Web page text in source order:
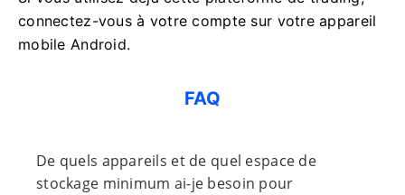
connectez-vous à votre compte sur votre appareil
mobile Android.
FAQ
De quels appareils et de quel espace de
stockage minimum ai-je besoin pour